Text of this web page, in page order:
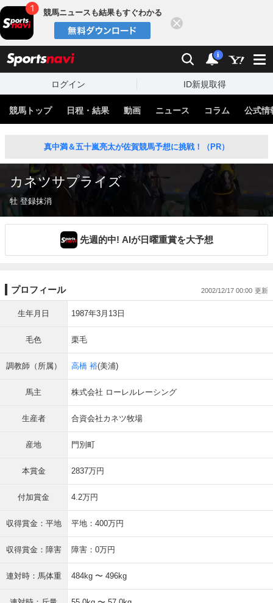
競馬ニュースも結果もすぐわかる
検索 通知
i
ログイン ID新規取得
競馬トップ 日程・結果 動画 ニュース コラム 公式情
真中満＆五十嵐亮太が佐賀競馬予想に挑戦！（PR）
カネツサプライズ
牡 登録抹消
先週的中! AIが日曜重賞を大予想
プロフィール 2002/12/17 00:00
生年月日 1987年3月13日
毛色 栗毛
調教師（所属） 高橋 裕(美浦)
馬主 株式会社 ローレルレーシング
生産者 合資会社カネツ牧場
産地 門別町
本賞金 2837万円
付加賞金 4.2万円
収得賞金：平地 平地：400万円
収得賞金：障害 障害：0万円
連対時：馬体重 484kg 〜 496kg